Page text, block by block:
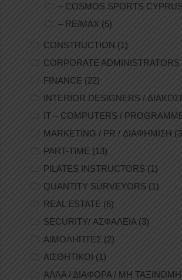
– COSMOS SPORTS CYPRUS
– RE/MAX (5)
CONSTRUCTION (1)
CORPORATE ADMINISTRATORS
FINANCE (22)
INTERIOR DESIGNERS /
IT – COMPUTERS /
MARKETING / PR / ΔΙΑΦΗΜΙΣΗ
PART-TIME (13)
PILATES INSTRUCTORS (1)
QUANTITY SURVEYORS (1)
REAL ESTATE (6)
SECURITY/ ΑΣΦΑΛΕΙΑ (3)
ΑΙΜΟΛΗΠΤΕΣ (2)
ΑΙΣΘΗΤΙΚΟΙ (1)
ΑΛΛΑ / ΔΙΑΦΟΡΑ / ΜΗ